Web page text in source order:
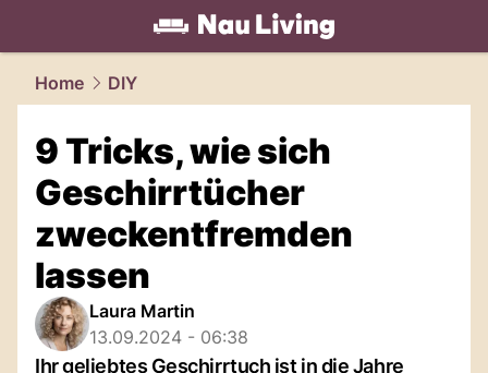
living.NAU.ch
Home DIY
9 Tricks, wie sich
Geschirrtücher
zweckentfremden
lassen
Laura Martin
13.09.2024 - 06:38
Ihr geliebtes Geschirrtuch ist in die Jahre